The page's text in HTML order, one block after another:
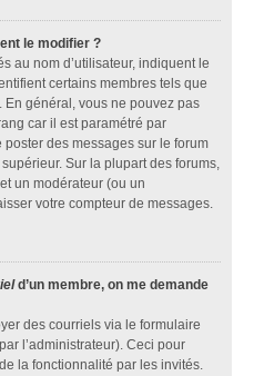
le modifier ?
au nom d’utilisateur, indiquent le
certains membres tels que
général, vous ne pouvez pas
car il est paramétré par
poster des messages sur le forum
Sur la plupart des forums,
un modérateur (ou un
votre compteur de messages.
d’un membre, on me demande
des courriels via le formulaire
l’administrateur). Ceci pour
la fonctionnalité par les invités.